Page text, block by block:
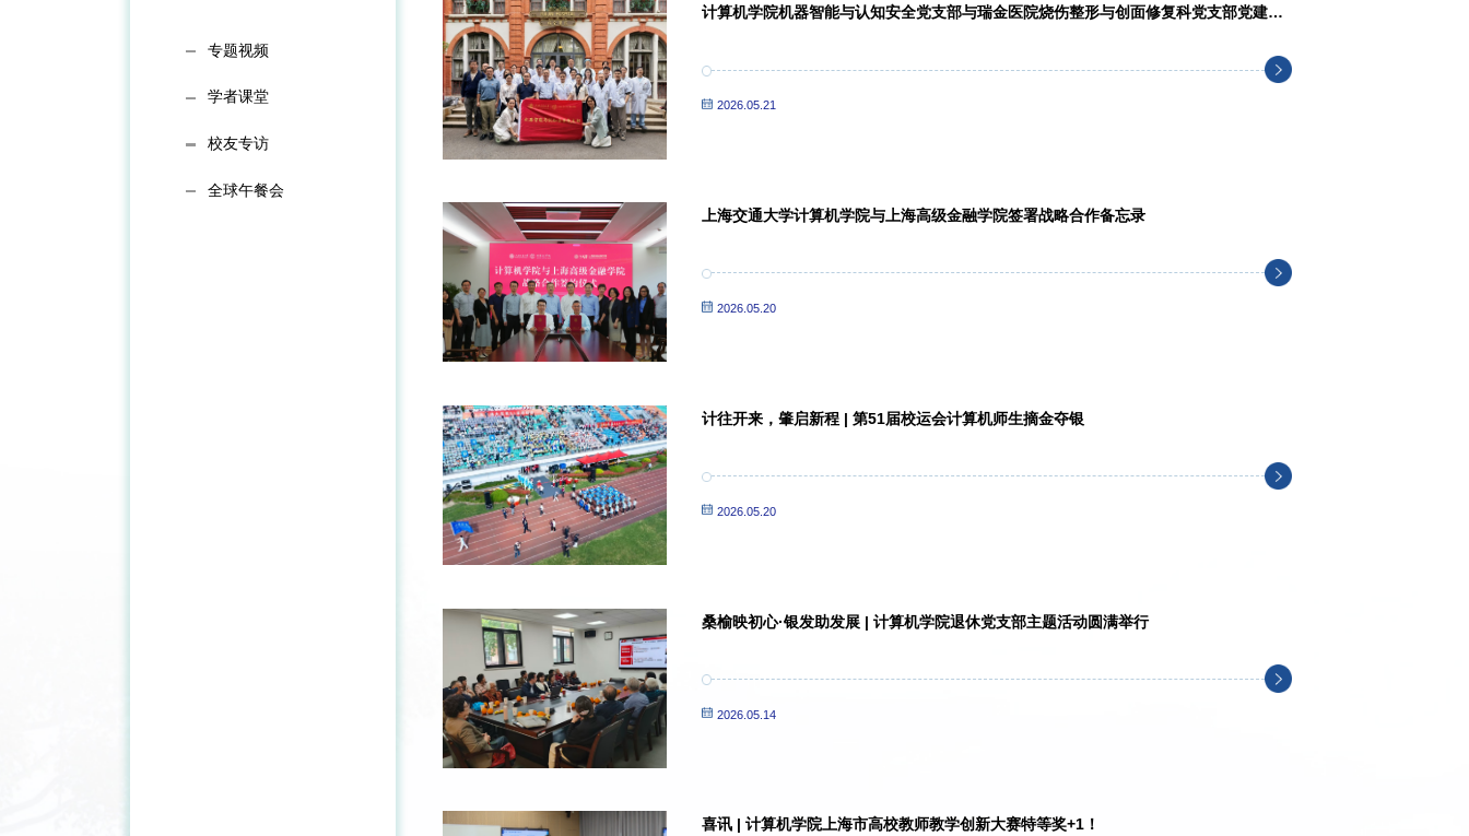
专题视频
学者课堂
校友专访
全球午餐会
计算机学院机器智能与认知安全党支部与瑞金医院烧伤整形与创面修复科党支部党建联
2026.05.21
上海交通大学计算机学院与上海高级金融学院签署战略合作备忘录
2026.05.20
计往开来，肇启新程 | 第51届校运会计算机师生摘金夺银
2026.05.20
桑榆映初心·银发助发展 | 计算机学院退休党支部主题活动圆满举行
2026.05.14
喜讯 | 计算机学院上海市高校教师教学创新大赛特等奖+1！